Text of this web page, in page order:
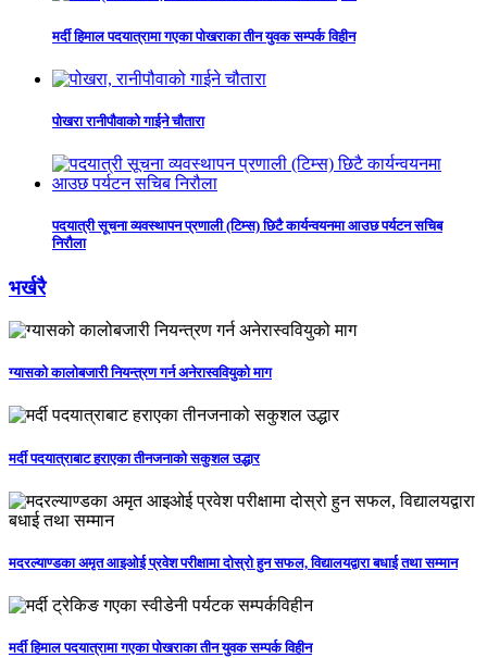
मर्दी हिमाल पदयात्रामा गएका पोखराका तीन युवक सम्पर्क विहीन
पोखरा रानीपौवाको गाईने चौतारा
पदयात्री सूचना व्यवस्थापन प्रणाली (टिम्स) छिटै कार्यन्वयनमा आउछ पर्यटन सचिब
निरौला
भर्खरै
ग्यासको कालोबजारी नियन्त्रण गर्न अनेरास्ववियुको माग
मर्दी पदयात्राबाट हराएका तीनजनाको सकुशल उद्धार
मदरल्याण्डका अमृत आइओई प्रवेश परीक्षामा दोस्रो हुन सफल, विद्यालयद्वारा बधाई तथा सम्मान
मर्दी हिमाल पदयात्रामा गएका पोखराका तीन युवक सम्पर्क विहीन